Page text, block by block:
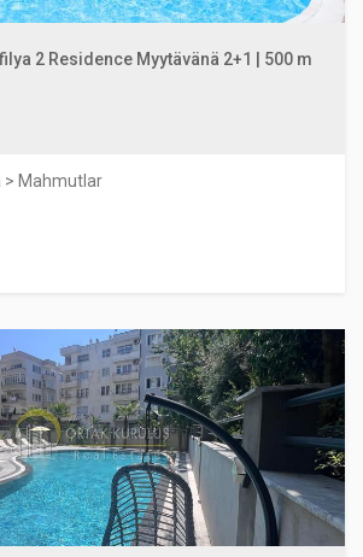
2 Residence Myytävänä 2+1 | 500 m
> Mahmutlar